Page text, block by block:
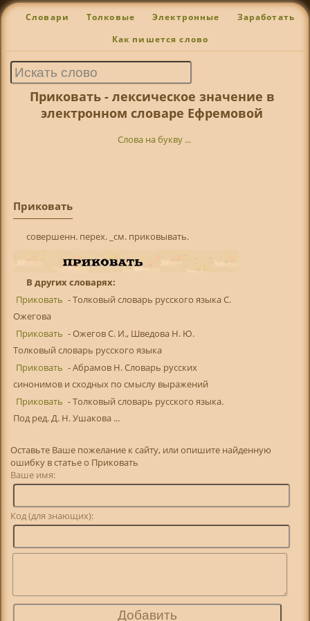
Словари Толковые Электронные Заработать
Как пишется слово
Приковать - лексическое значение в
электронном словаре Ефремовой
Слова на букву ...
Приковать
совершенн. перех. _см. приковывать.
В других словарях:
Приковать - Толковый словарь русского языка С.
Ожегова
Приковать - Ожегов С. И., Шведова Н. Ю.
Толковый словарь русского языка
Приковать - Абрамов Н. Словарь русских
синонимов и сходных по смыслу выражений
Приковать - Толковый словарь русского языка.
Под ред. Д. Н. Ушакова ...
Оставьте Ваше пожелание к сайту, или опишите найденную
ошибку в статье о Приковать
Ваше имя:
Код (для знающих):